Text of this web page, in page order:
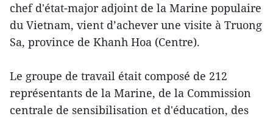
chef d'état-major adjoint de la Marine populaire
du Vietnam, vient d’achever une visite à Truong
Sa, province de Khanh Hoa (Centre).
Le groupe de travail était composé de 212
représentants de la Marine, de la Commission
centrale de sensibilisation et d'éducation, des